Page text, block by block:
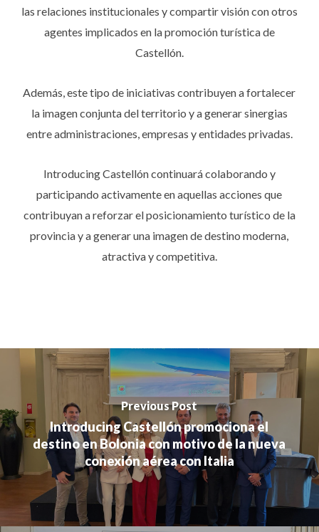
las relaciones institucionales y compartir visión con otros
agentes implicados en la promoción turística de
Castellón.
Además, este tipo de iniciativas contribuyen a fortalecer
la imagen conjunta del territorio y a generar sinergias
entre administraciones, empresas y entidades privadas.
Introducing Castellón continuará colaborando y
participando activamente en aquellas acciones que
contribuyan a reforzar el posicionamiento turístico de la
provincia y a generar una imagen de destino moderna,
atractiva y competitiva.
Previous Post
Introducing Castellón promociona el
destino en Bolonia con motivo de la nueva
conexión aérea con Italia